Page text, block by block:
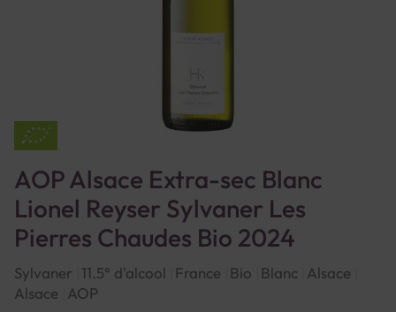
AOP Alsace Extra-sec Blanc
Lionel Reyser Sylvaner Les
Pierres Chaudes Bio 2024
Sylvaner 11.5° d'alcool France Bio Blanc Alsace
Alsace AOP